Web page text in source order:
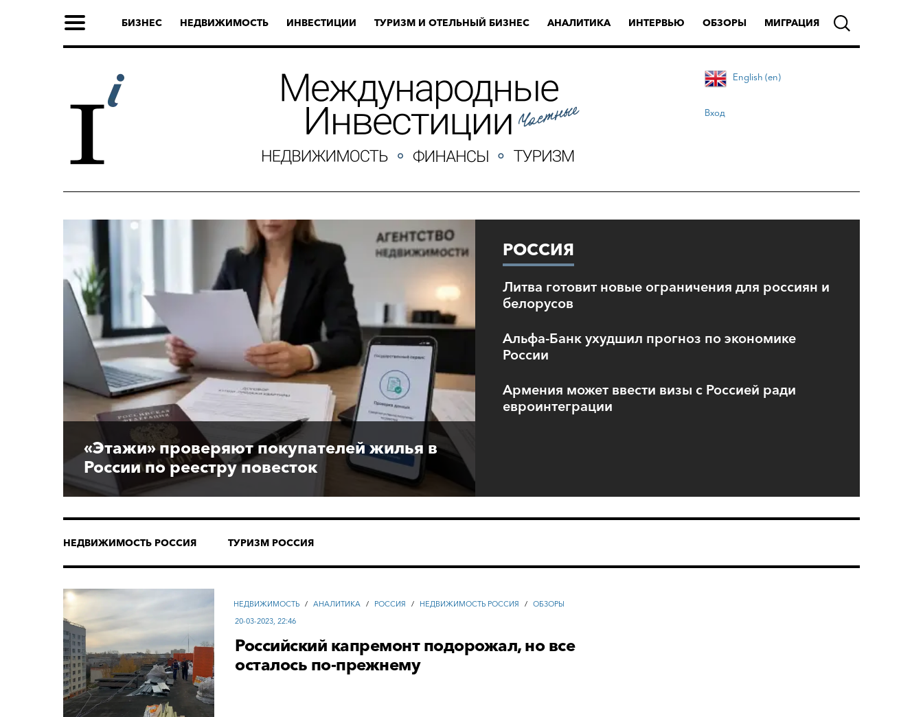
БИЗНЕС НЕДВИЖИМОСТЬ ИНВЕСТИЦИИ ТУРИЗМ И ОТЕЛЬНЫЙ БИЗНЕС АНАЛИТИКА ИНТЕРВЬЮ ОБЗОРЫ МИГРАЦИЯ
English (en)
Вход
«Этажи» проверяют покупателей жилья в
России по реестру повесток
РОССИЯ
Литва готовит новые ограничения для россиян и
белорусов
Альфа-Банк ухудшил прогноз по экономике
России
Армения может ввести визы с Россией ради
евроинтеграции
НЕДВИЖИМОСТЬ РОССИЯ ТУРИЗМ РОССИЯ
НЕДВИЖИМОСТЬ / АНАЛИТИКА / РОССИЯ / НЕДВИЖИМОСТЬ РОССИЯ / ОБЗОРЫ
20-03-2023, 22:46
Российский капремонт подорожал, но все
осталось по-прежнему